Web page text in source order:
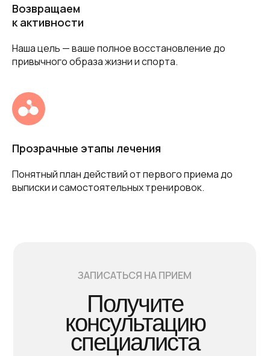
Возвращаем
к активности
Наша цель — ваше полное восстановление до
привычного образа жизни и спорта.
Прозрачные этапы лечения
Понятный план действий от первого приема до
выписки и самостоятельных тренировок.
Получите
консультацию
специалиста
ЗАПИСАТЬСЯ НА ПРИЕМ